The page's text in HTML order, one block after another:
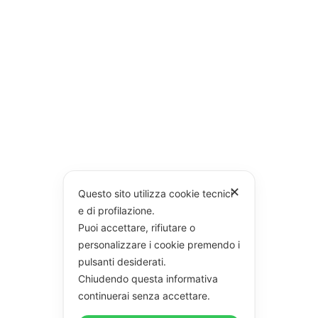
✕
Questo sito utilizza cookie tecnici
e di profilazione.
Puoi accettare, rifiutare o
personalizzare i cookie premendo i
pulsanti desiderati.
Chiudendo questa informativa
continuerai senza accettare.